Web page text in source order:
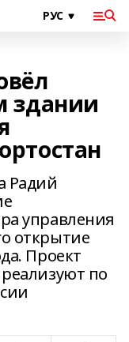
здании
Радий
управления
открытие
Проект
по